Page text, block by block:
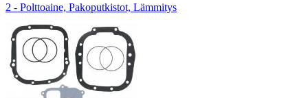
2 - Polttoaine, Pakoputkistot, Lämmitys